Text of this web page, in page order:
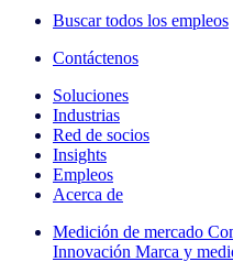
Buscar todos los empleos
Contáctenos
Soluciones
Industrias
Red de socios
Insights
Empleos
Acerca de
Medición de mercado
Innovación Marca y